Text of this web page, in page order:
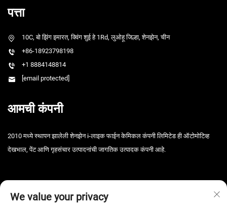
पत्ता
10C, बो झिंग इमारत, क्विंग शुई हे 1Rd, लुओहू जिल्हा, शेनझेन, चीन
+86-18923798198
+1 8884148814
[email protected]
आमची कंपनी
2010 मध्ये स्थापन झालेली शेनझेन i-लाइक फाईन केमिकल कंपनी लिमिटेड ही ऑटोमोटिव्ह
देखभाल, पेंट आणि गृहसंचार उत्पादनांची जागतिक उत्पादक कंपनी आहे.
We value your privacy